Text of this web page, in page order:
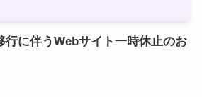
行に伴うWebサイト一時休止のお